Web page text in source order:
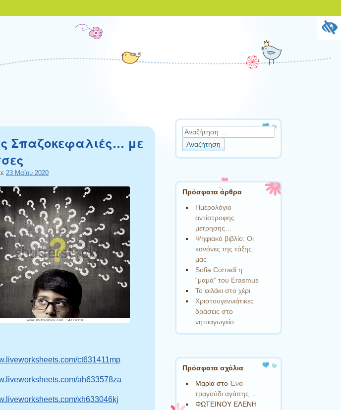
Σπαζοκεφαλιές… με
23 Μαΐου 2020
ct631411mp
ah633578za
xh633046kj
Αναζήτηση
Πρόσφατα άρθρα
Ημερολόγιο
αντίστροφης
μέτρησης…
Ψηφιακό βιβλίο: Οι
κανόνες της τάξης
μας
Sofia Corradi η
“μαμά” του Erasmus
Το φιλάκι στο χέρι
Χριστουγεννιάτικες
δράσεις στο
νηπιαγωγείο
Πρόσφατα σχόλια
Μαρία στοΈνα
τραγούδι αγάπης…
ΦΩΤΕΙΝΟΥ ΕΛΕΝΗ